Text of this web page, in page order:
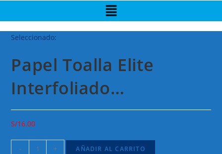
Seleccionado:
Papel Toalla Elite
Interfoliado…
S/16.00
- + AÑADIR AL CARRITO